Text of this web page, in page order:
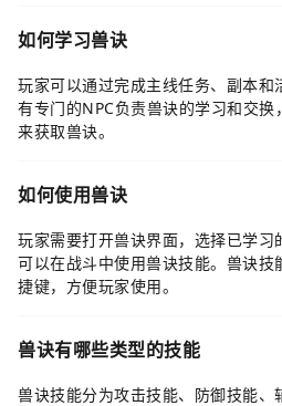
如何学习兽诀
玩家可以通过完成主线任务、副本和
有专门的NPC负责兽诀的学习和交
来获取兽诀。
如何使用兽诀
玩家需要打开兽诀界面，选择已学习
可以在战斗中使用兽诀技能。兽诀
捷键，方便玩家使用。
兽诀有哪些类型的技能
兽诀技能分为攻击技能、防御技能